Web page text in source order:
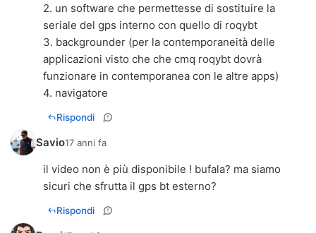
2. un software che permettesse di sostituire la
seriale del gps interno con quello di roqybt
3. backgrounder (per la contemporaneità delle
applicazioni visto che che cmq roqybt dovrà
funzionare in contemporanea con le altre apps)
4. navigatore
Rispondi
Savio17 anni fa
il video non è più disponibile ! bufala? ma siamo
sicuri che sfrutta il gps bt esterno?
Rispondi